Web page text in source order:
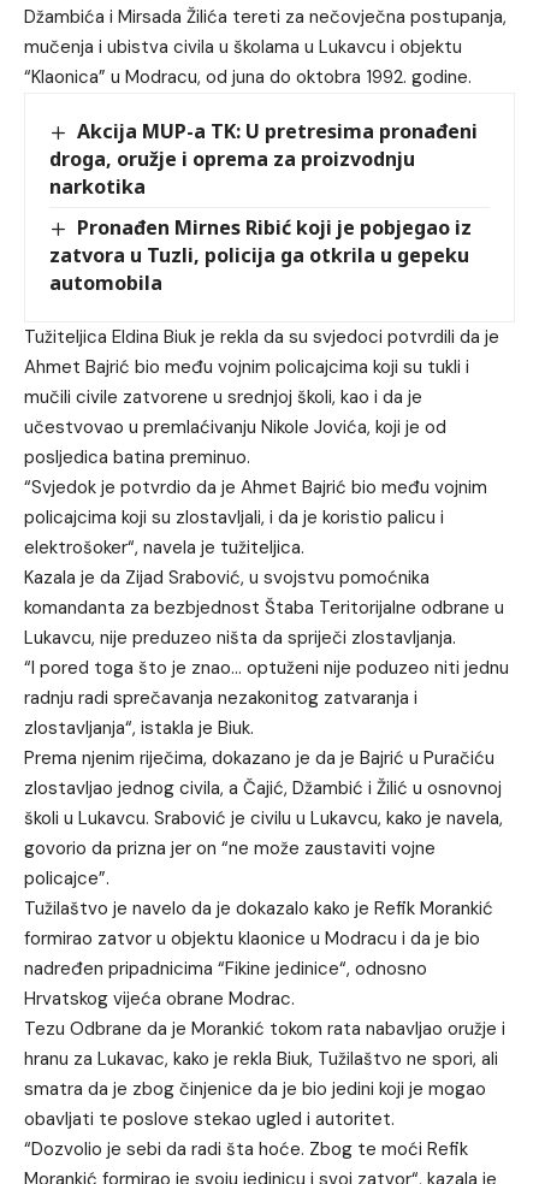
Džambića i Mirsada Žilića tereti za nečovječna postupanja,
mučenja i ubistva civila u školama u Lukavcu i objektu
“Klaonica” u Modracu, od juna do oktobra 1992. godine.
Akcija MUP-a TK: U pretresima pronađeni
droga, oružje i oprema za proizvodnju
narkotika
Pronađen Mirnes Ribić koji je pobjegao iz
zatvora u Tuzli, policija ga otkrila u gepeku
automobila
Tužiteljica Eldina Biuk je rekla da su svjedoci potvrdili da je
Ahmet Bajrić bio među vojnim policajcima koji su tukli i
mučili civile zatvorene u srednjoj školi, kao i da je
učestvovao u premlaćivanju Nikole Jovića, koji je od
posljedica batina preminuo.
“Svjedok je potvrdio da je Ahmet Bajrić bio među vojnim
policajcima koji su zlostavljali, i da je koristio palicu i
elektrošoker“, navela je tužiteljica.
Kazala je da Zijad Srabović, u svojstvu pomoćnika
komandanta za bezbjednost Štaba Teritorijalne odbrane u
Lukavcu, nije preduzeo ništa da spriječi zlostavljanja.
“I pored toga što je znao… optuženi nije poduzeo niti jednu
radnju radi sprečavanja nezakonitog zatvaranja i
zlostavljanja“, istakla je Biuk.
Prema njenim riječima, dokazano je da je Bajrić u Puračiću
zlostavljao jednog civila, a Čajić, Džambić i Žilić u osnovnoj
školi u Lukavcu. Srabović je civilu u Lukavcu, kako je navela,
govorio da prizna jer on “ne može zaustaviti vojne
policajce”.
Tužilaštvo je navelo da je dokazalo kako je Refik Morankić
formirao zatvor u objektu klaonice u Modracu i da je bio
nadređen pripadnicima “Fikine jedinice“, odnosno
Hrvatskog vijeća obrane Modrac.
Tezu Odbrane da je Morankić tokom rata nabavljao oružje i
hranu za Lukavac, kako je rekla Biuk, Tužilaštvo ne spori, ali
smatra da je zbog činjenice da je bio jedini koji je mogao
obavljati te poslove stekao ugled i autoritet.
“Dozvolio je sebi da radi šta hoće. Zbog te moći Refik
Morankić formirao je svoju jedinicu i svoj zatvor“, kazala je